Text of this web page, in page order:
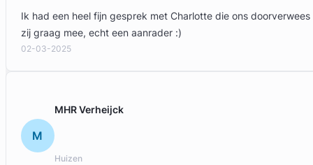
Ik had een heel fijn gesprek met Charlotte die ons
zij graag mee, echt een aanrader :)
02-03-2025
M
MHR Verheijck
Huizen